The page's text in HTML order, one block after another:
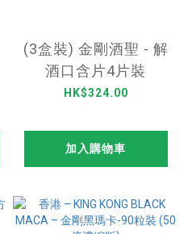
(3盒裝) 金剛酒聖 - 解
酒口含片4片裝
HK$324.00
加入購物車